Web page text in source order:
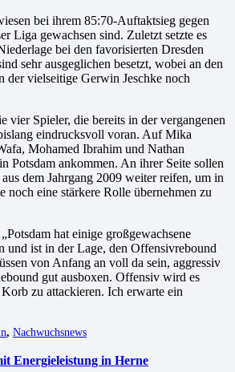
bei ihrem 85:70-Auftaktsieg gegen
Liga gewachsen sind. Zuletzt setzte es
bei den favorisierten Dresden
sehr ausgeglichen besetzt, wobei an den
der vielseitige Gerwin Jeschke noch
vier Spieler, die bereits in der vergangenen
eindrucksvoll voran. Auf Mika
Mohamed Ibrahim und Nathan
Potsdam ankommen. An ihrer Seite sollen
dem Jahrgang 2009 weiter reifen, um in
noch eine stärkere Rolle übernehmen zu
„Potsdam hat einige großgewachsene
und ist in der Lage, den Offensivrebound
von Anfang an voll da sein, aggressiv
gut ausboxen. Offensiv wird es
zu attackieren. Ich erwarte ein
, Nachwuchsnews
Energieleistung in Herne